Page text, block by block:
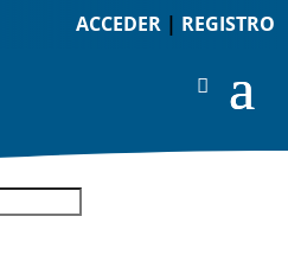
ACCEDER| REGISTRO